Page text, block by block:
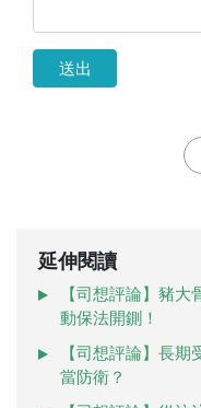
送出
延伸閱讀
【司想評論】豬
動保法開鍘！
【司想評論】長
當防衛？